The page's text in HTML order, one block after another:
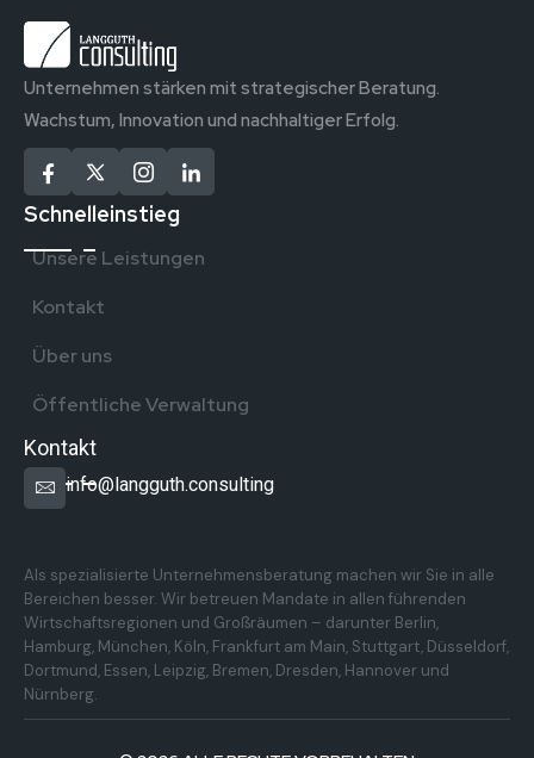
Unternehmen stärken mit strategischer Beratung.
Wachstum, Innovation und nachhaltiger Erfolg.
Schnelleinstieg
Unsere Leistungen
Kontakt
Über uns
Öffentliche Verwaltung
Kontakt
info@langguth.consulting
Als spezialisierte Unternehmensberatung machen wir Sie in alle
Bereichen besser. Wir betreuen Mandate in allen führenden
Wirtschaftsregionen und Großräumen – darunter Berlin,
Hamburg, München, Köln, Frankfurt am Main, Stuttgart, Düsseldorf,
Dortmund, Essen, Leipzig, Bremen, Dresden, Hannover und
Nürnberg.